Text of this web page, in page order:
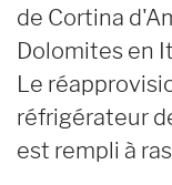
de Cortina
Dolomites en
Le
réfrigérateur
est rempli à